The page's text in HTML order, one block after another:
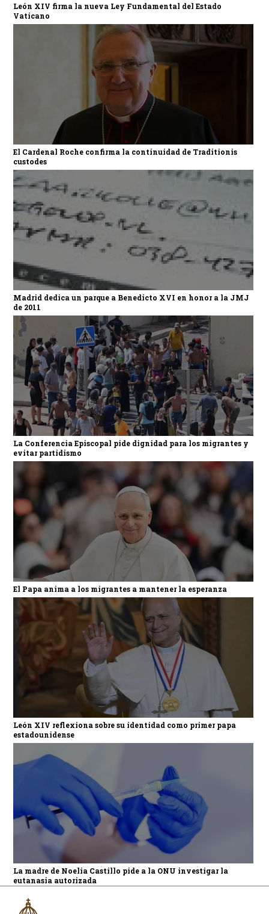
León XIV firma la nueva Ley Fundamental del Estado
Vaticano
El Cardenal Roche confirma la continuidad de Traditionis
custodes
Madrid dedica un parque a Benedicto XVI en honor a la JMJ
de 2011
La Conferencia Episcopal pide dignidad para los migrantes y
evitar partidismo
El Papa anima a los migrantes a mantener la esperanza
León XIV reflexiona sobre su identidad como primer papa
estadounidense
La madre de Noelia Castillo pide a la ONU investigar la
eutanasia autorizada